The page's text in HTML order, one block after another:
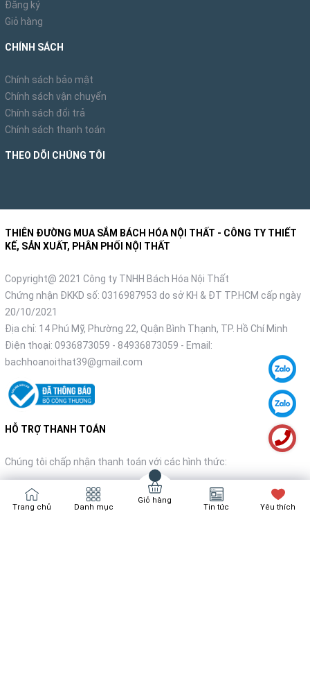
Đăng ký
Giỏ hàng
CHÍNH SÁCH
Chính sách bảo mật
Chính sách vận chuyển
Chính sách đổi trả
Chính sách thanh toán
THEO DÕI CHÚNG TÔI
THIÊN ĐƯỜNG MUA SẮM BÁCH HÓA NỘI THẤT - CÔNG TY THIẾT
KẾ, SẢN XUẤT, PHÂN PHỐI NỘI THẤT
Copyright@ 2021 Công ty TNHH Bách Hóa Nội Thất
Chứng nhận ĐKKD số: 0316987953 do sở KH & ĐT TP.HCM cấp ngày
20/10/2021
Địa chỉ: 14 Phú Mỹ, Phường 22, Quận Bình Thạnh, TP. Hồ Chí Minh
Điện thoại: 0936873059 - 84936873059 - Email:
bachhoanoithat39@gmail.com
HỖ TRỢ THANH TOÁN
Chúng tôi chấp nhận thanh toán với các hình thức:
Trang chủ Danh mục
Giỏ hàng
Tin tức Yêu thích